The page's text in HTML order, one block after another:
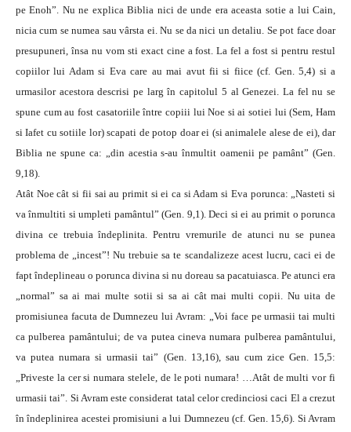
pe Enoh”. Nu ne explica Biblia nici de unde era aceasta sotie a lui Cain,
nicia cum se numea sau vârsta ei. Nu se da nici un detaliu. Se pot face doar
presupuneri, însa nu vom sti exact cine a fost. La fel a fost si pentru restul
copiilor lui Adam si Eva care au mai avut fii si fiice (cf. Gen. 5,4) si a
urmasilor acestora descrisi pe larg în capitolul 5 al Genezei. La fel nu se
spune cum au fost casatoriile între copiii lui Noe si ai sotiei lui (Sem, Ham
si Iafet cu sotiile lor) scapati de potop doar ei (si animalele alese de ei), dar
Biblia ne spune ca: „din acestia s-au înmultit oamenii pe pamânt” (Gen.
9,18).
Atât Noe cât si fii sai au primit si ei ca si Adam si Eva porunca: „Nasteti si
va înmultiti si umpleti pamântul” (Gen. 9,1). Deci si ei au primit o porunca
divina ce trebuia îndeplinita. Pentru vremurile de atunci nu se punea
problema de „incest”! Nu trebuie sa te scandalizeze acest lucru, caci ei de
fapt îndeplineau o porunca divina si nu doreau sa pacatuiasca. Pe atunci era
„normal” sa ai mai multe sotii si sa ai cât mai multi copii. Nu uita de
promisiunea facuta de Dumnezeu lui Avram: „Voi face pe urmasii tai multi
ca pulberea pamântului; de va putea cineva numara pulberea pamântului,
va putea numara si urmasii tai” (Gen. 13,16), sau cum zice Gen. 15,5:
„Priveste la cer si numara stelele, de le poti numara! …Atât de multi vor fi
urmasii tai”. Si Avram este considerat tatal celor credinciosi caci El a crezut
în îndeplinirea acestei promisiuni a lui Dumnezeu (cf. Gen. 15,6). Si Avram